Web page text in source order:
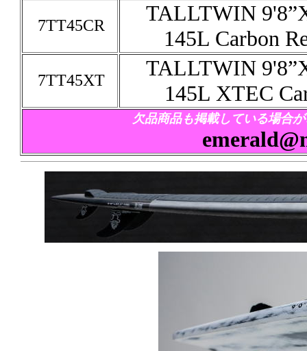
7TT45CR
TALLTWIN
145L Carbon
7TT45XT
TALLTWIN
145L XTEC
欠品商品も掲載している場合